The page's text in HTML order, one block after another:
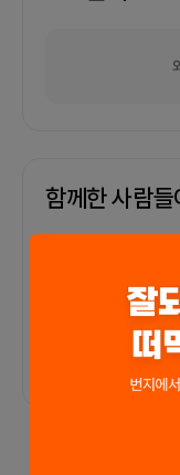
함께한 사람들
아